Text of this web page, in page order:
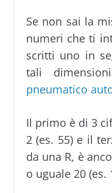
Se non sai la
numeri che ti
scritti uno in
tali
pneumatico
Il primo è di 3
2 (es. 55) e il
da una R, è
o uguale 20 (es.